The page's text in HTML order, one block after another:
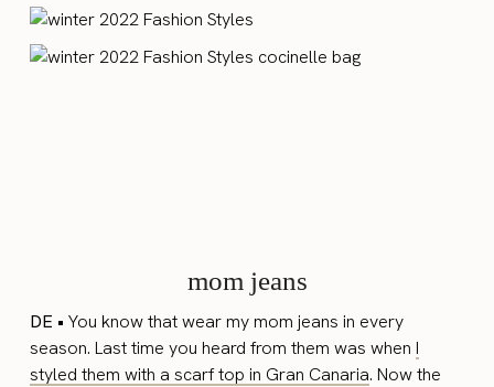
mom jeans
DE •You know that wear my mom jeans in every
season. Last time you heard from them was whenI
styled them with a scarf top in Gran Canaria. Now the